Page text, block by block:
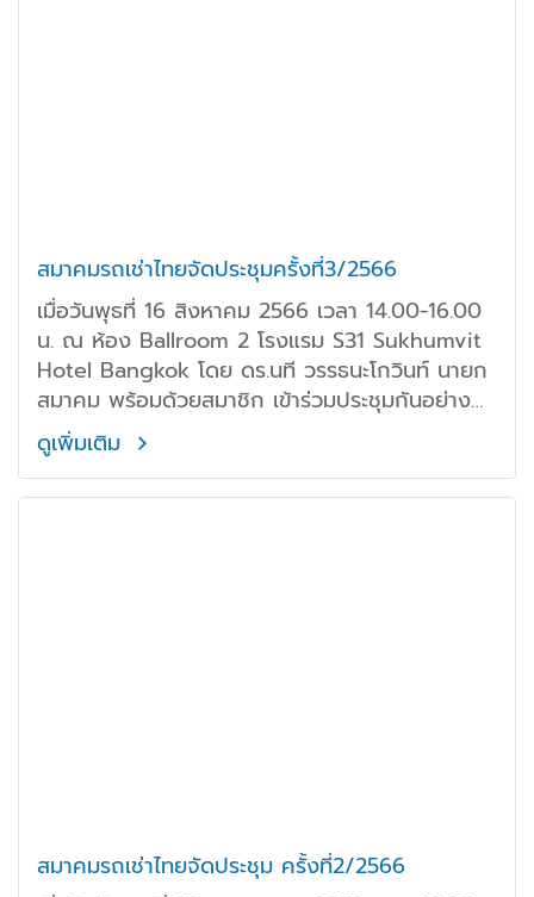
สมาคมรถเช่าไทยจัดประชุมครั้งที่3/2566
เมื่อวันพุธที่ 16 สิงหาคม 2566 เวลา 14.00-16.00
น. ณ ห้อง Ballroom 2 โรงแรม S31 Sukhumvit
Hotel Bangkok โดย ดร.นที วรรธนะโกวินท์ นายก
สมาคม พร้อมด้วยสมาชิก เข้าร่วมประชุมกันอย่าง
พร้อมเพรียง
ดูเพิ่มเติม
สมาคมรถเช่าไทยจัดประชุม ครั้งที่2/2566